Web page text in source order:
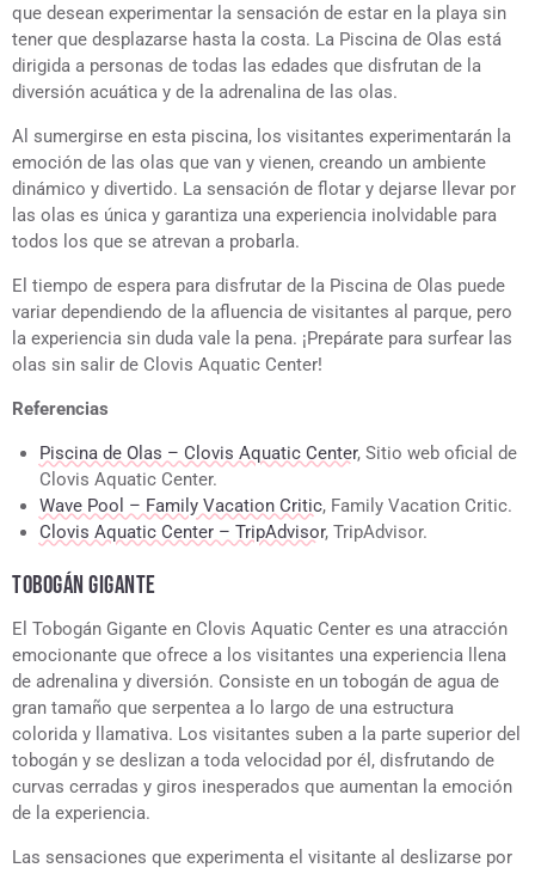
que desean experimentar la sensación de estar en la playa sin
tener que desplazarse hasta la costa. La Piscina de Olas está
dirigida a personas de todas las edades que disfrutan de la
diversión acuática y de la adrenalina de las olas.
Al sumergirse en esta piscina, los visitantes experimentarán la
emoción de las olas que van y vienen, creando un ambiente
dinámico y divertido. La sensación de flotar y dejarse llevar por
las olas es única y garantiza una experiencia inolvidable para
todos los que se atrevan a probarla.
El tiempo de espera para disfrutar de la Piscina de Olas puede
variar dependiendo de la afluencia de visitantes al parque, pero
la experiencia sin duda vale la pena. ¡Prepárate para surfear las
olas sin salir de Clovis Aquatic Center!
Referencias
Piscina de Olas – Clovis Aquatic Center, Sitio web oficial de
Clovis Aquatic Center.
Wave Pool – Family Vacation Critic, Family Vacation Critic.
Clovis Aquatic Center – TripAdvisor, TripAdvisor.
TOBOGÁN GIGANTE
El Tobogán Gigante en Clovis Aquatic Center es una atracción
emocionante que ofrece a los visitantes una experiencia llena
de adrenalina y diversión. Consiste en un tobogán de agua de
gran tamaño que serpentea a lo largo de una estructura
colorida y llamativa. Los visitantes suben a la parte superior del
tobogán y se deslizan a toda velocidad por él, disfrutando de
curvas cerradas y giros inesperados que aumentan la emoción
de la experiencia.
Las sensaciones que experimenta el visitante al deslizarse por